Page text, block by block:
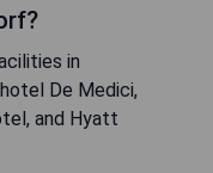
in
De Medici,
and Hyatt